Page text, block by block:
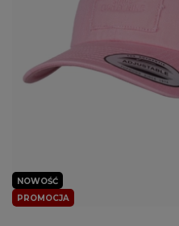
PROMOCJA
NOWOŚĆ